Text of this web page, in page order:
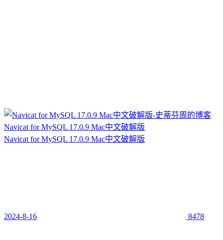
Navicat for MySQL 17.0.9 Mac中文破解版
Navicat for MySQL 17.0.9 Mac中文破解版
2024-8-16 8478